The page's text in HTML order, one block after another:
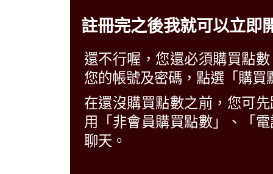
註冊完之後我就可以立即
還不行喔，您還必須購買點
您的帳號及密碼，點選「購
在還沒購買點數之前，您可
用「非會員購買點數」、「
聊天。